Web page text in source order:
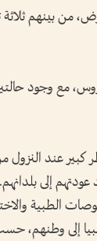
من ​بينهم ثلاثة
مع وجود
كبير عند النزول
عودتهم إلى
الطبية
إلى ​وطنهم،